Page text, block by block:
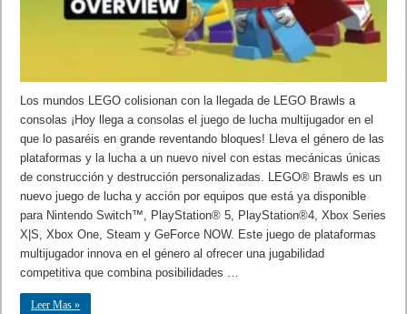
Los mundos LEGO colisionan con la llegada de LEGO Brawls a
consolas ¡Hoy llega a consolas el juego de lucha multijugador en el
que lo pasaréis en grande reventando bloques! Lleva el género de las
plataformas y la lucha a un nuevo nivel con estas mecánicas únicas
de construcción y destrucción personalizadas. LEGO® Brawls es un
nuevo juego de lucha y acción por equipos que está ya disponible
para Nintendo Switch™, PlayStation® 5, PlayStation®4, Xbox Series
X|S, Xbox One, Steam y GeForce NOW. Este juego de plataformas
multijugador innova en el género al ofrecer una jugabilidad
competitiva que combina posibilidades …
Leer Mas »